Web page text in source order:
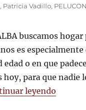
, Patricia Vadillo,
buscamos
es
edad o en que
hoy, para que nadie
leyendo